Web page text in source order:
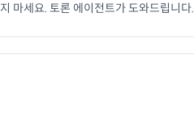
마세요. 토론 에이전트가 도와드립니다.